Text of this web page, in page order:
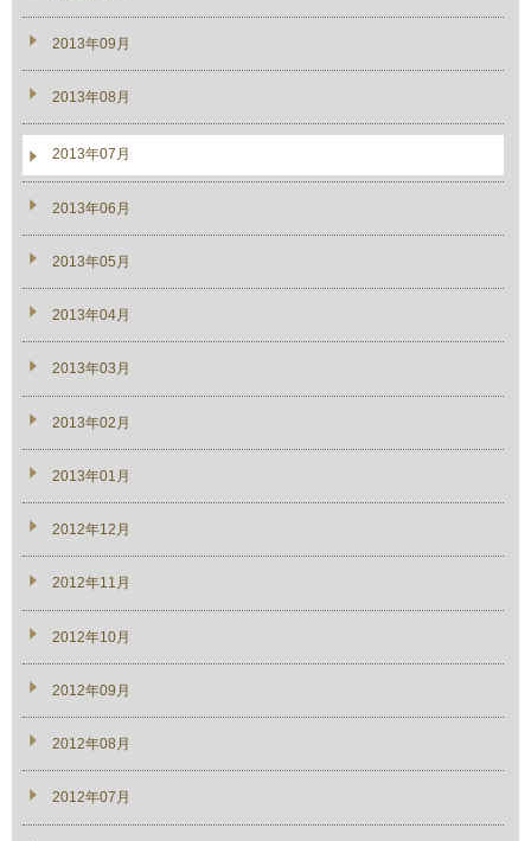
2013年09月
2013年08月
2013年07月
2013年06月
2013年05月
2013年04月
2013年03月
2013年02月
2013年01月
2012年12月
2012年11月
2012年10月
2012年09月
2012年08月
2012年07月